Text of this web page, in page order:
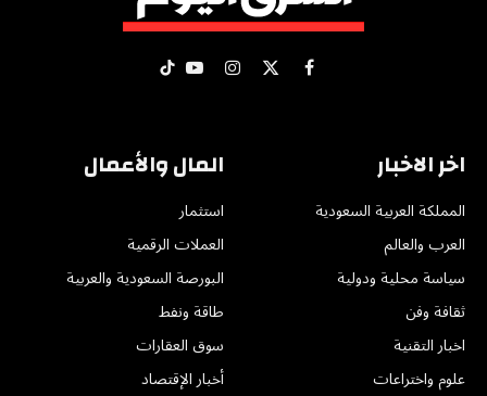
فيسبوك
X الانستغراميوتيوبتيكتوك
اخر الاخبار
المملكة العربية السعودية
العرب والعالم
سياسة محلية ودولية
ثقافة وفن
اخبار التقنية
علوم واختراعات
المال والأعمال
استثمار
العملات الرقمية
البورصة السعودية والعربية
طاقة ونفط
سوق العقارات
أخبار الإقتصاد